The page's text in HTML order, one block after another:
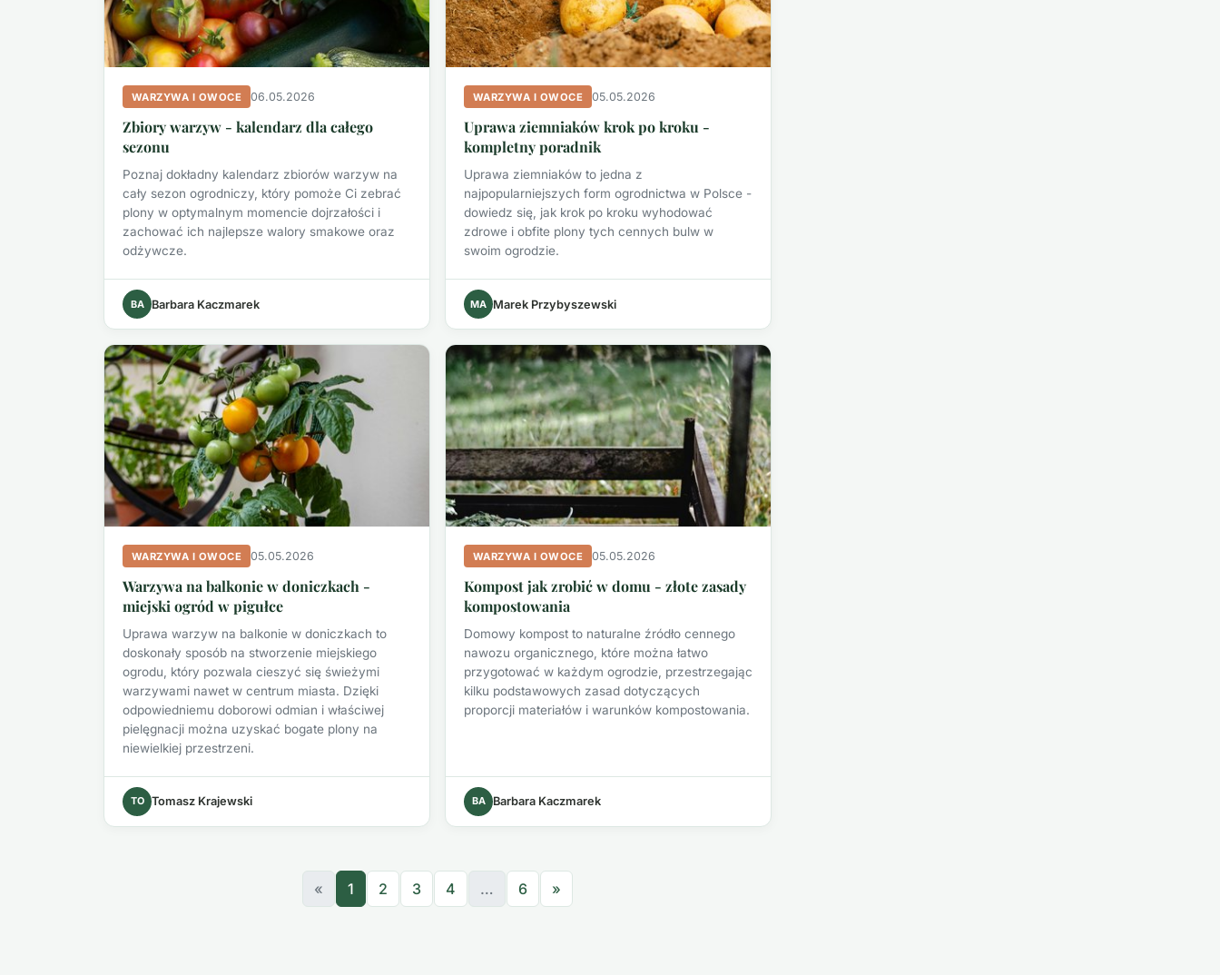
WARZYWA I OWOCE 06.05.2026
Zbiory warzyw - kalendarz dla całego
sezonu
Poznaj dokładny kalendarz zbiorów warzyw na
cały sezon ogrodniczy, który pomoże Ci zebrać
plony w optymalnym momencie dojrzałości i
zachować ich najlepsze walory smakowe oraz
odżywcze.
BA Barbara Kaczmarek
WARZYWA I OWOCE 05.05.2026
Uprawa ziemniaków krok po kroku -
kompletny poradnik
Uprawa ziemniaków to jedna z
najpopularniejszych form ogrodnictwa w Polsce -
dowiedz się, jak krok po kroku wyhodować
zdrowe i obfite plony tych cennych bulw w
swoim ogrodzie.
MA Marek Przybyszewski
WARZYWA I OWOCE 05.05.2026
Warzywa na balkonie w doniczkach -
miejski ogród w pigułce
Uprawa warzyw na balkonie w doniczkach to
doskonały sposób na stworzenie miejskiego
ogrodu, który pozwala cieszyć się świeżymi
warzywami nawet w centrum miasta. Dzięki
odpowiedniemu doborowi odmian i właściwej
pielęgnacji można uzyskać bogate plony na
niewielkiej przestrzeni.
TO Tomasz Krajewski
WARZYWA I OWOCE 05.05.2026
Kompost jak zrobić w domu - złote zasady
kompostowania
Domowy kompost to naturalne źródło cennego
nawozu organicznego, które można łatwo
przygotować w każdym ogrodzie, przestrzegając
kilku podstawowych zasad dotyczących
proporcji materiałów i warunków kompostowania.
BA Barbara Kaczmarek
« 1 2 3 4 … 6 »